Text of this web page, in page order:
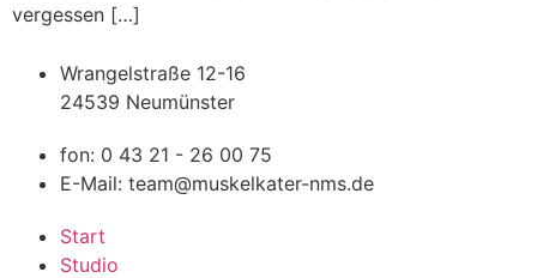
vergessen […]
Wrangelstraße 12-16
24539 Neumünster
fon: 0 43 21 - 26 00 75
E-Mail: team@muskelkater-nms.de
Start
Studio